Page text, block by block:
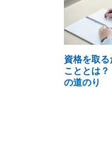
資格を取
こととは
の道のり